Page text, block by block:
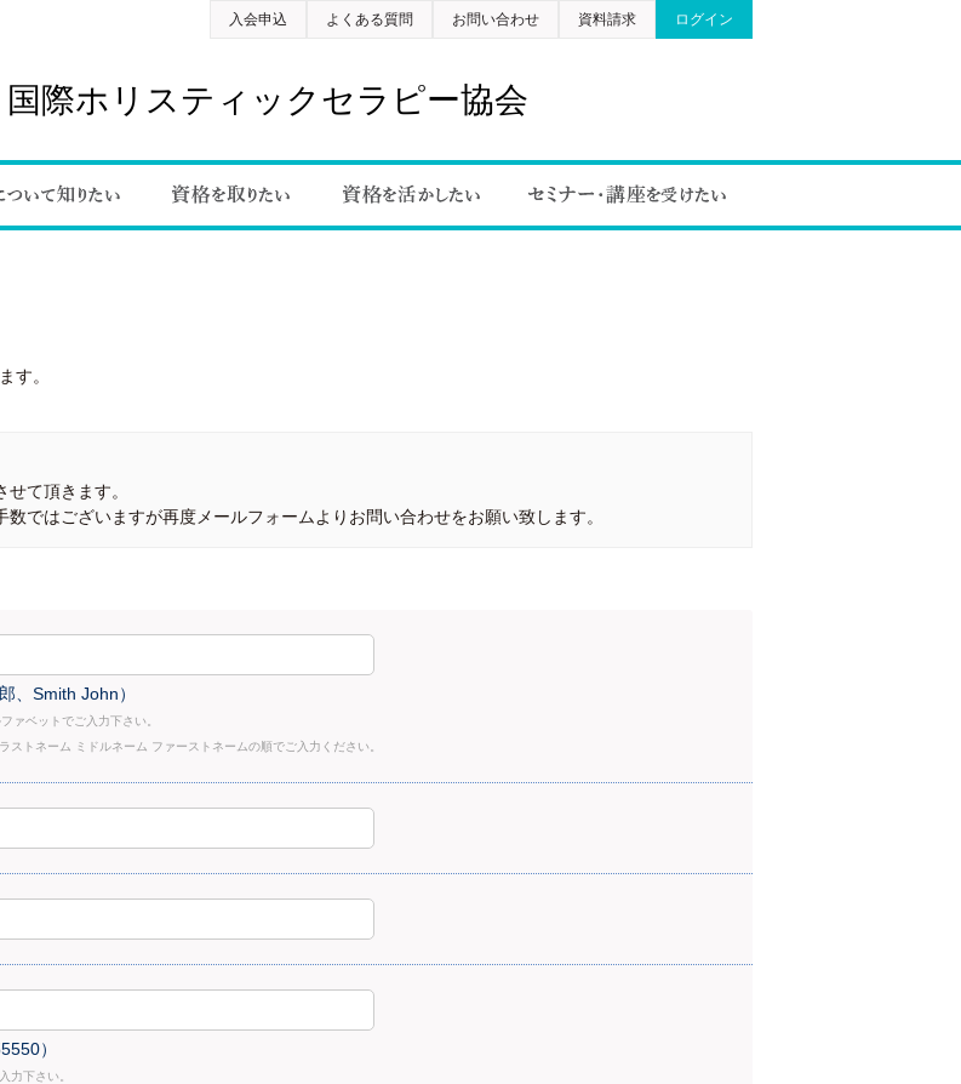
際ホリスティックセラピー協会
入会申込 よくある質問 お問い合わせ 資料請求 ログイン
す。
て頂きます。
ではございますが再度メールフォームよりお問い合わせをお願い致します。
、Smith John）
ァベットでご入力下さい。
ストネーム ミドルネーム ファーストネームの順でご入力ください。
）
力下さい。